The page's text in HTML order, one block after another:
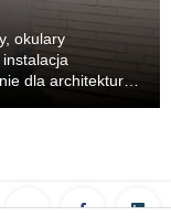
okulary
dla architektury